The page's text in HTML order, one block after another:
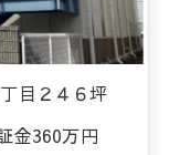
目２４６坪
金360万円